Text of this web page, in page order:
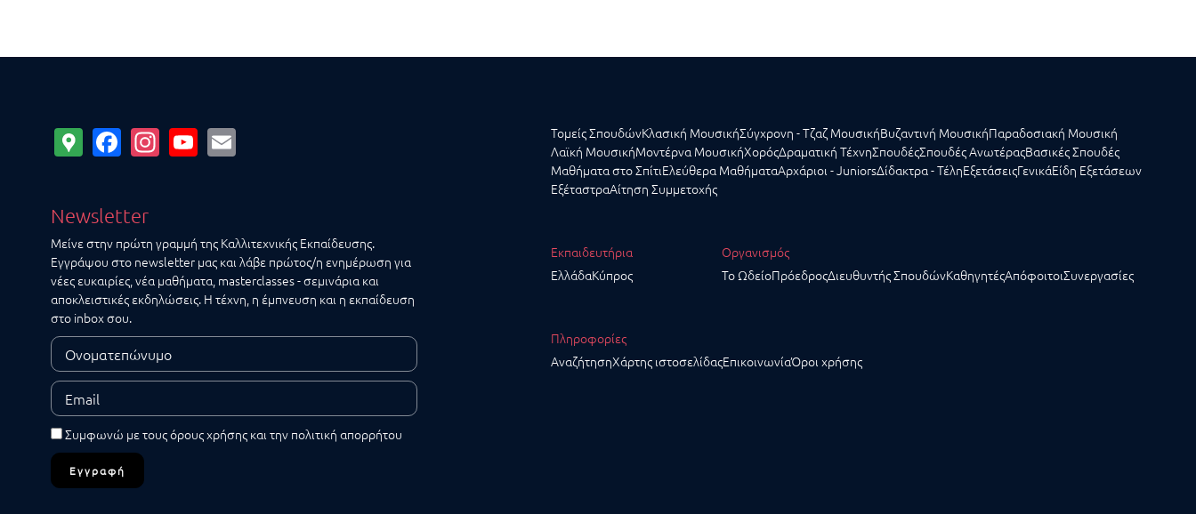
Google
Maps
Facebook
Instagram
YouTube
Newsletter
Μείνε στην πρώτη γραμμή της Καλλιτεχνικής Εκπαίδευσης.
Εγγράψου στο newsletter μας και λάβε πρώτος/η ενημέρωση για
νέες ευκαιρίες, νέα μαθήματα, masterclasses - σεμινάρια και
αποκλειστικές εκδηλώσεις. Η τέχνη, η έμπνευση και η εκπαίδευση
στο inbox σου.
Συμφωνώ με τουςόρους χρήσης και την πολιτική απορρήτου
Εγγραφή
Τομείς ΣπουδώνΚλασική ΜουσικήΣύγχρονη - Τζαζ ΜουσικήΒυζαντινή ΜουσικήΠαραδοσιακή Μουσική
Λαϊκή ΜουσικήΜοντέρνα ΜουσικήΧορόςΔραματική ΤέχνηΣπουδέςΣπουδές ΑνωτέραςΒασικές Σπουδές
Μαθήματα στο ΣπίτιΕλεύθερα ΜαθήματαΑρχάριοι - JuniorsΔίδακτρα - ΤέληΕξετάσειςΓενικάΕίδη Εξετάσεων
ΕξέταστραΑίτηση Συμμετοχής
Εκπαιδευτήρια
ΕλλάδαΚύπρος
Οργανισμός
Το ΩδείοΠρόεδροςΔιευθυντής ΣπουδώνΚαθηγητέςΑπόφοιτοιΣυνεργασίες
Πληροφορίες
ΑναζήτησηΧάρτης ιστοσελίδαςΕπικοινωνίαΌροι χρήσης